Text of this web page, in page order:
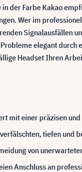
der Farbe Kakao
Wer im
Signalausfällen
elegant
Headset Ihren
mit einer präzisen
tiefen und
von
Anschluss an